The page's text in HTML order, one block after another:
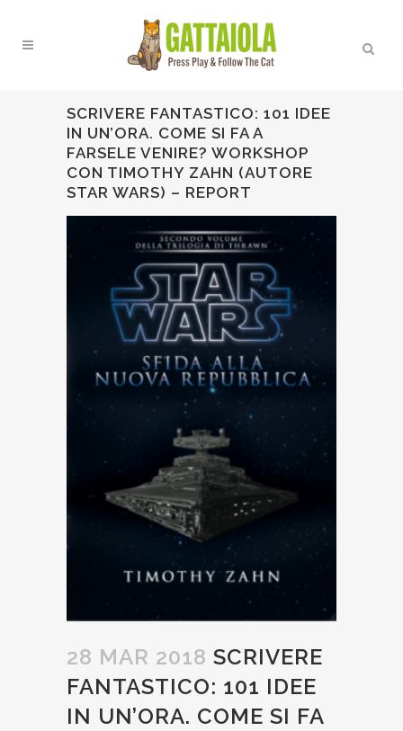
SCRIVERE FANTASTICO: 101 IDEE
IN UN’ORA. COME SI FA A
FARSELE VENIRE? WORKSHOP
CON TIMOTHY ZAHN (AUTORE
STAR WARS) – REPORT
28 MAR 2018 SCRIVERE
FANTASTICO: 101 IDEE
IN UN’ORA. COME SI FA